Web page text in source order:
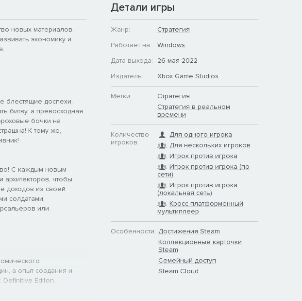
новых материалов,
экономику и
блестящие доспехи,
битву, а превосходная
бочки на
К тому же,
С каждым новым
архитекторов, чтобы
доходов из своей
солдатами.
или
а опыт создания и
Definitive Editon.
Детали игры
Жанр:
Стратегия
Работает на:
Windows
Дата выхода:
26 мая 2022
Издатель:
Xbox Game Studios
Метки:
Стратегия
Стратегия в реальном
времени
Количество
игроков:
Для одного игрока
Для нескольких игроков
Игрок против игрока
Игрок против игрока (по
сети)
Игрок против игрока
(локальная сеть)
Кросс-платформенный
мультиплеер
Особенности: Достижения Steam
Коллекционные карточки
Steam
Семейный доступ
Steam Cloud